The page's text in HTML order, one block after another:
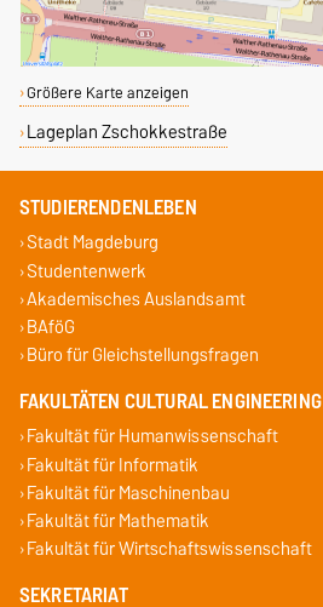
Größere Karte anzeigen
Lageplan Zschokkestraße
STUDIERENDENLEBEN
Stadt Magdeburg
Studentenwerk
Akademisches Auslandsamt
BAföG
Büro für Gleichstellungsfragen
FAKULTÄTEN CULTURAL ENGINEERING
Fakultät für Humanwissenschaft
Fakultät für Informatik
Fakultät für Maschinenbau
Fakultät für Mathematik
Fakultät für Wirtschaftswissenschaft
SEKRETARIAT